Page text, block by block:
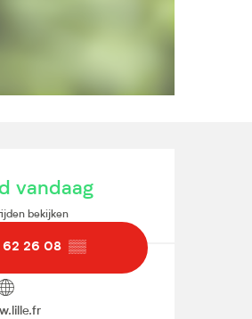
en
vandaag
bekijken
62 26 08 ▒▒